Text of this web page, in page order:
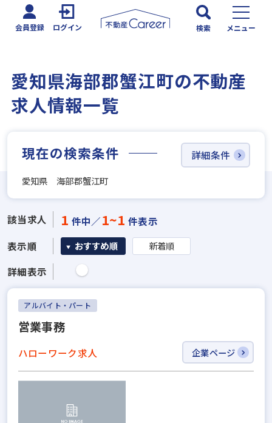
会員登録 ログイン 検索 メニュー
愛知県海部郡蟹江町の不動産
求人情報一覧
現在の検索条件
愛知県 海部郡蟹江町
詳細条件
該当求人 1 件中／1~1 件表示
表示順
おすすめ順 新着順
詳細表示
アルバイト・パート
営業事務
ハローワーク求人 企業ページ